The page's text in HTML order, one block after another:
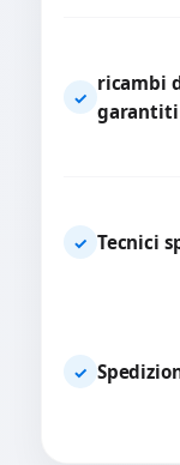
✓
ricambi
garantiti
✓ Tecnici
✓